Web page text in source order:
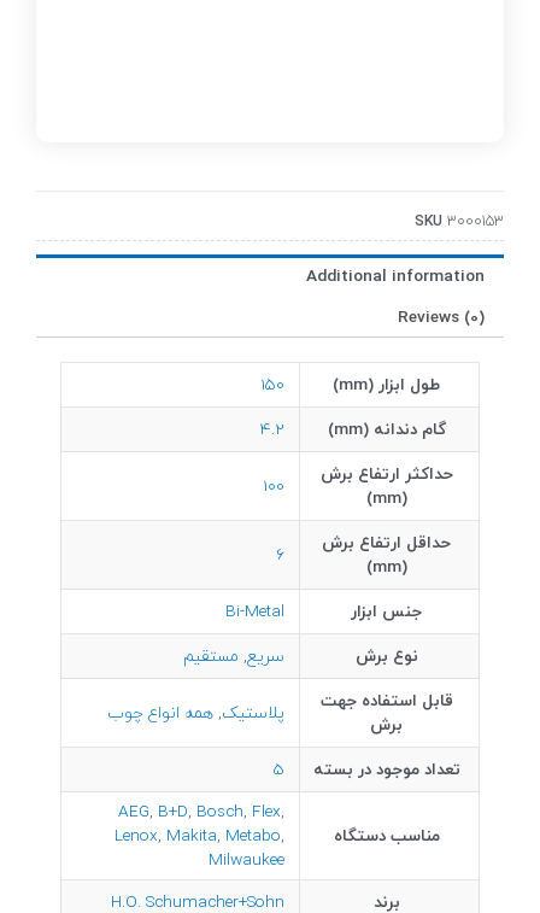
SKU 3000153
Additional information
Reviews (0)
طول ابزار (mm)
150
گام دندانه (mm)
4.2
حداکثر ارتفاع برش
(mm)
100
حداقل ارتفاع برش
(mm)
6
جنس ابزار
Bi-Metal
نوع برش
سریع, مستقیم
قابل استفاده جهت
برش
پلاستیک,همه انواع چوب
تعداد موجود در بسته 5
مناسب دستگاه
AEG, B+D, Bosch, Flex,
Lenox, Makita, Metabo,
Milwaukee
برند
H.O. Schumacher+Sohn